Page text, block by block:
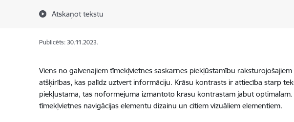
Atskaņot tekstu
Publicēts: 30.11.2023.
Viens no galvenajiem tīmekļvietnes saskarnes piekļūstamību
atšķirības, kas palīdz uztvert informāciju. Krāsu kontrasts ir attiecība starp
piekļūstama, tās noformējumā izmantoto krāsu kontrastam jābūt
tīmekļvietnes navigācijas elementu dizainu un citiem vizuāliem elementiem.